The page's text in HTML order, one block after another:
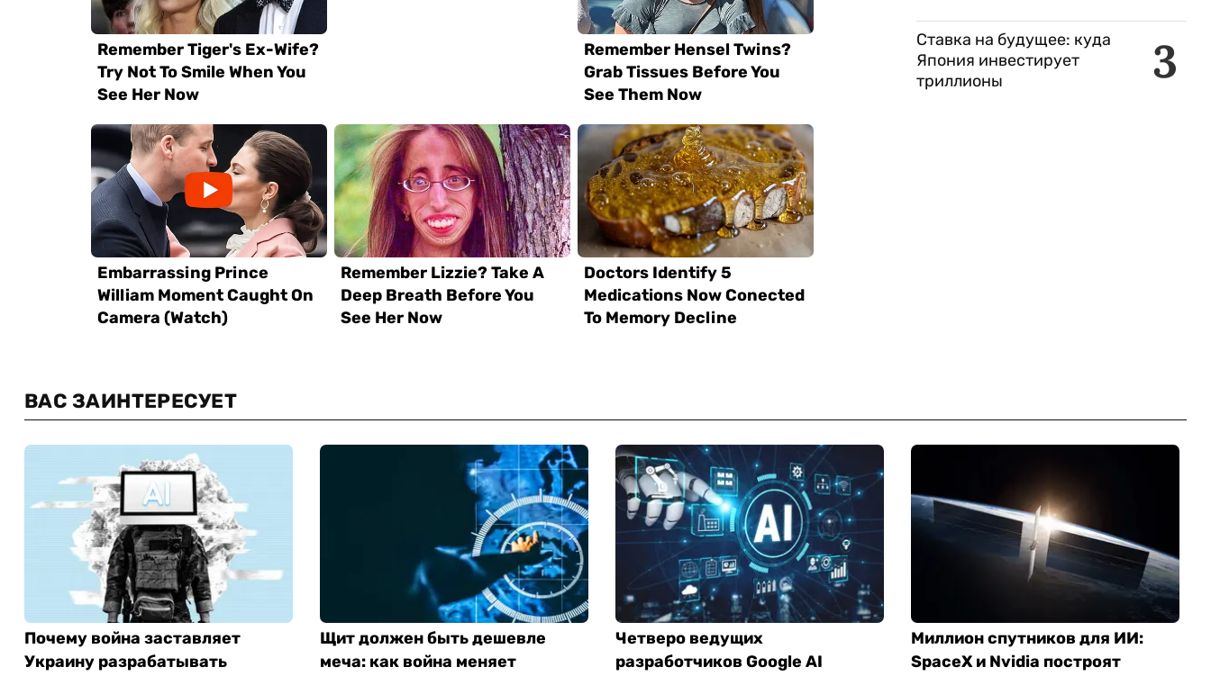
3
Ставка на будущее: куда
Япония инвестирует
триллионы
ВАС ЗАИНТЕРЕСУЕТ
Почему война заставляет
Украину разрабатывать
Щит должен быть дешевле
меча: как война меняет
Четверо ведущих
разработчиков Google AI
Миллион спутников для ИИ:
SpaceX и Nvidia построят